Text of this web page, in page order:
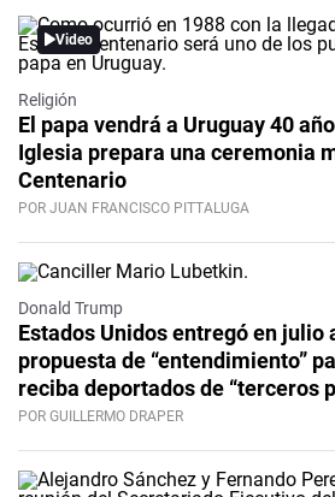
Video
Religión
El papa vendrá a Uruguay 40
Iglesia prepara una ceremonia
Centenario
POR JUAN FRANCISCO PITTALUGA
Donald Trump
Estados Unidos entregó en julio
propuesta de “entendimiento”
reciba deportados de “terceros
POR GUILLERMO DRAPER